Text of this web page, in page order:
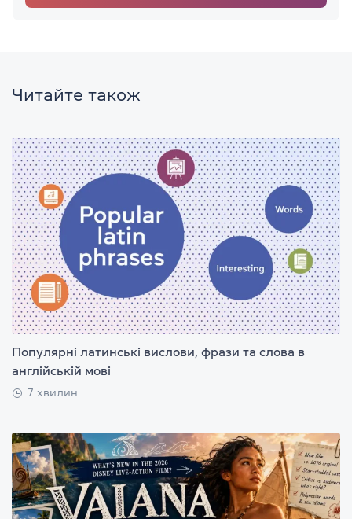
Читайте також
Популярні латинські вислови, фрази та слова в
англійській мові
7 хвилин